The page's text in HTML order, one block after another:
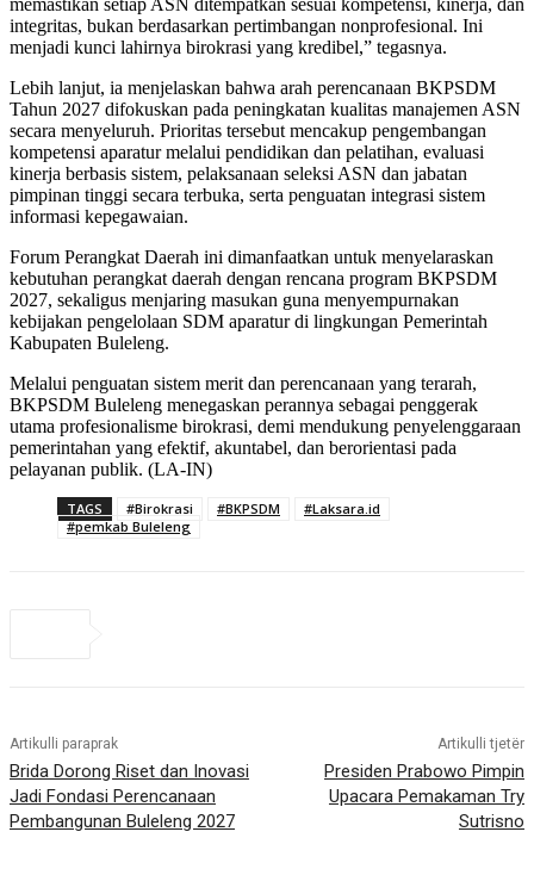
memastikan setiap ASN ditempatkan sesuai kompetensi, kinerja, dan
integritas, bukan berdasarkan pertimbangan nonprofesional. Ini
menjadi kunci lahirnya birokrasi yang kredibel,” tegasnya.
Lebih lanjut, ia menjelaskan bahwa arah perencanaan BKPSDM
Tahun 2027 difokuskan pada peningkatan kualitas manajemen ASN
secara menyeluruh. Prioritas tersebut mencakup pengembangan
kompetensi aparatur melalui pendidikan dan pelatihan, evaluasi
kinerja berbasis sistem, pelaksanaan seleksi ASN dan jabatan
pimpinan tinggi secara terbuka, serta penguatan integrasi sistem
informasi kepegawaian.
Forum Perangkat Daerah ini dimanfaatkan untuk menyelaraskan
kebutuhan perangkat daerah dengan rencana program BKPSDM
2027, sekaligus menjaring masukan guna menyempurnakan
kebijakan pengelolaan SDM aparatur di lingkungan Pemerintah
Kabupaten Buleleng.
Melalui penguatan sistem merit dan perencanaan yang terarah,
BKPSDM Buleleng menegaskan perannya sebagai penggerak
utama profesionalisme birokrasi, demi mendukung penyelenggaraan
pemerintahan yang efektif, akuntabel, dan berorientasi pada
pelayanan publik. (LA-IN)
TAGS #Birokrasi #BKPSDM
#Laksara.id
#pemkab Buleleng
Artikulli paraprak
Brida Dorong Riset dan Inovasi
Jadi Fondasi Perencanaan
Pembangunan Buleleng 2027
Artikulli tjetër
Presiden Prabowo Pimpin
Upacara Pemakaman Try
Sutrisno